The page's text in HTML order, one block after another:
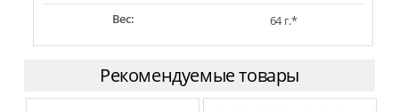
Вес:
64 г.*
Рекомендуемые товары